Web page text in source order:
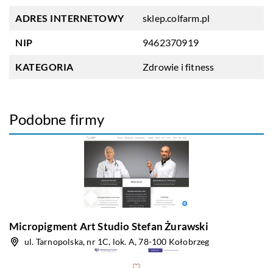
ADRES INTERNETOWY sklep.colfarm.pl
NIP 9462370919
KATEGORIA Zdrowie i fitness
Podobne firmy
Micropigment Art Studio Stefan Żurawski
ul. Tarnopolska, nr 1C, lok. A, 78-100 Kołobrzeg